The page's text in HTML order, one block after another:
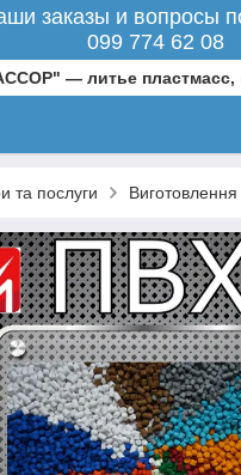
заказы и вопросы
099 774 62 08
— литье пластмасс,
та послуги